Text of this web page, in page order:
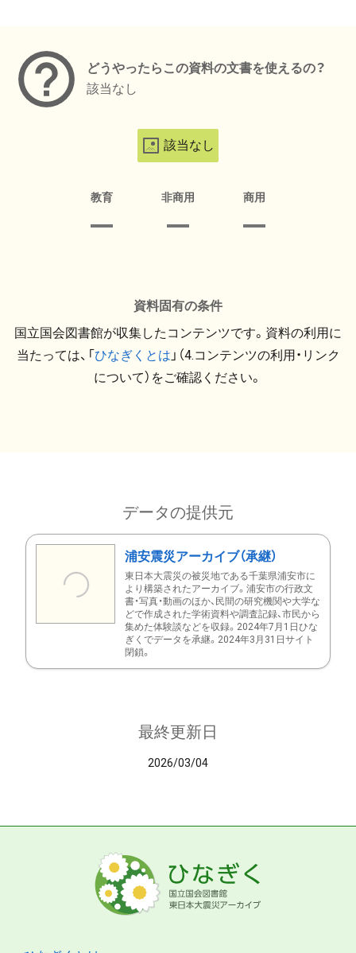
どうやったらこの資料の文書を使えるの？
該当なし
該当なし
教育 非商用 商用
資料固有の条件
国立国会図書館が収集したコンテンツです。資料の利用に
当たっては、「ひなぎくとは 」（4.コンテンツの利用・リンク
について）をご確認ください。
データの提供元
浦安震災アーカイブ（承継）
東日本大震災の被災地である千葉県浦安市に
より構築されたアーカイブ。浦安市の行政文
書・写真・動画のほか、民間の研究機関や大学な
どで作成された学術資料や調査記録、市民から
集めた体験談などを収録。2024年7月1日ひな
ぎくでデータを承継。2024年3月31日サイト
閉鎖。
最終更新日
2026/03/04